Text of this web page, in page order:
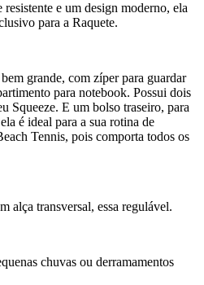
e um design moderno, ela
para a Raquete.
grande, com zíper para guardar
para notebook. Possui dois
Squeeze. E um bolso traseiro, para
é ideal para a sua rotina de
Tennis, pois comporta todos os
alça transversal, essa regulável.
chuvas ou derramamentos